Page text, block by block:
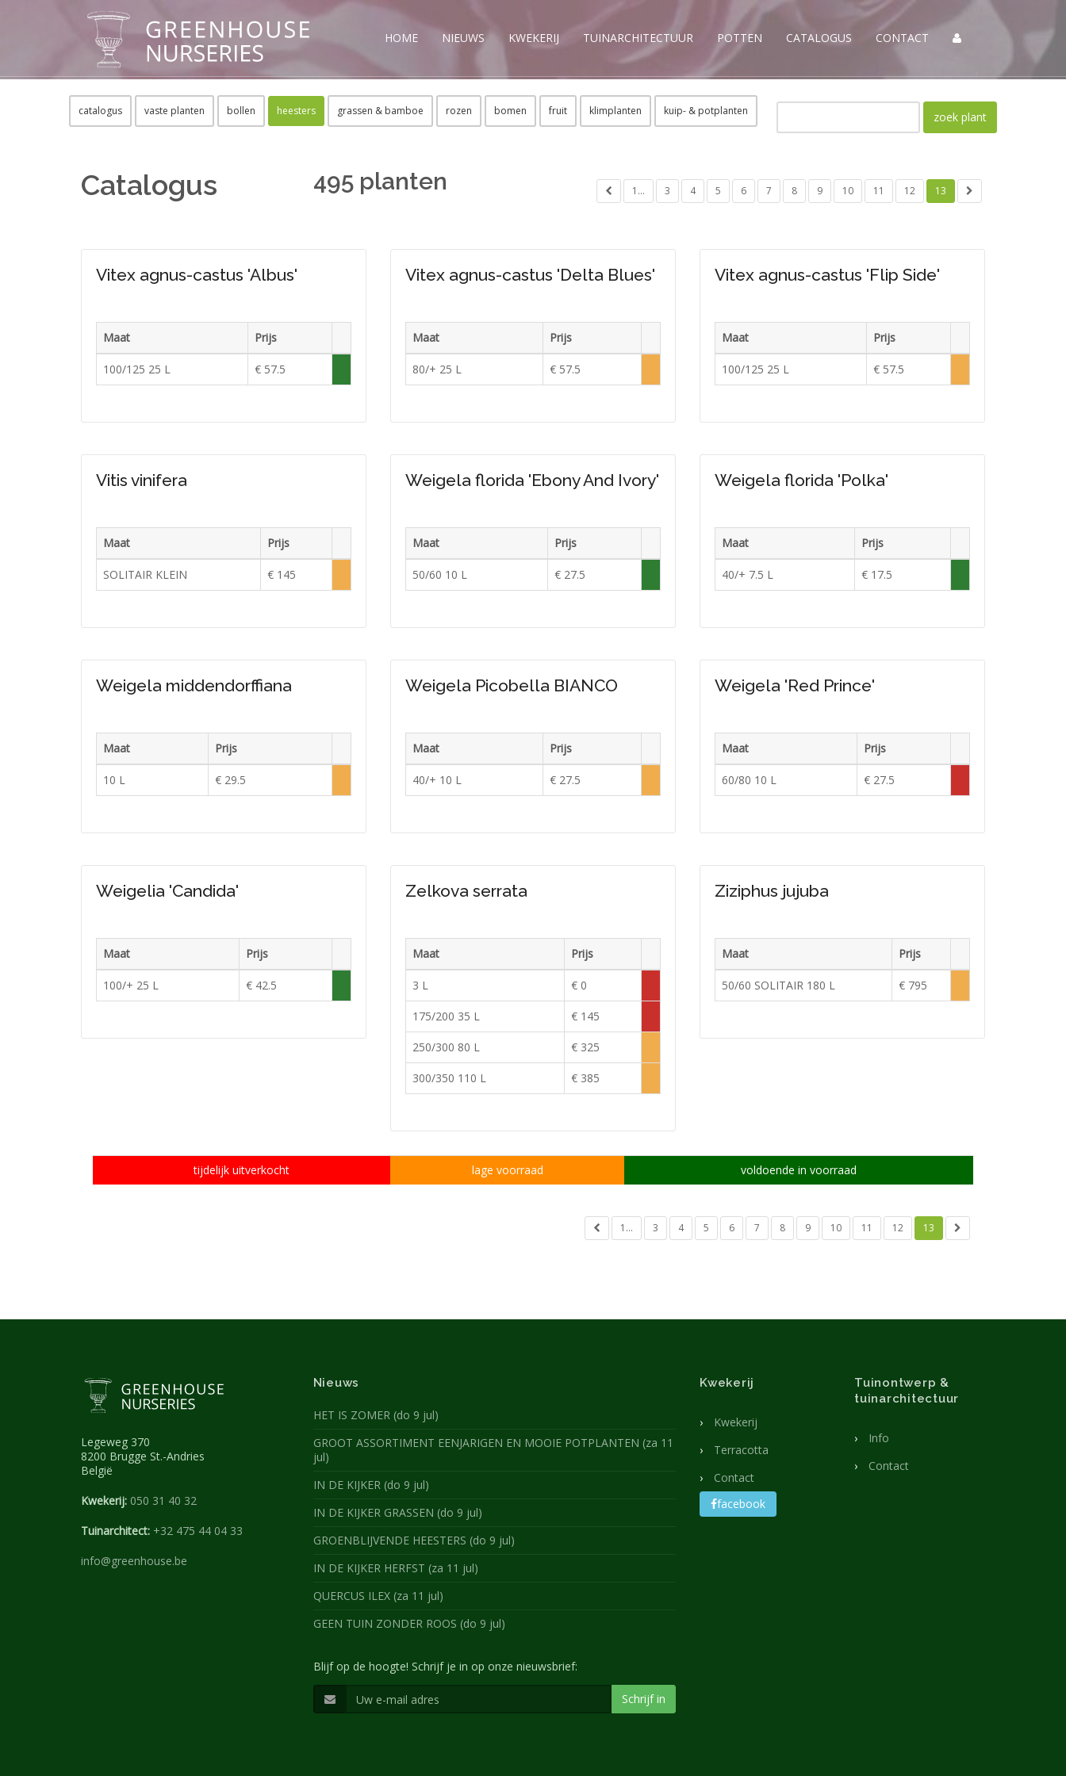
HOME NIEUWS KWEKERIJ TUINARCHITECTUUR POTTEN CATALOGUS CONTACT
catalogus vaste planten bollen heesters grassen & bamboe rozen bomen fruit klimplanten kuip- & potplanten
Catalogus 495 planten 1... 3 4 5 6 7 8 9 10 11 12 13
Vitex agnus-castus 'Albus'
Maat
Prijs
Voorraad
100/125 25 L € 57.5
Vitex agnus-castus 'Delta Blues'
Maat
Prijs
Voorraad
80/+ 25 L € 57.5
Vitex agnus-castus 'Flip Side'
Maat
Prijs
Voorraad
100/125 25 L € 57.5
Vitis vinifera
Maat
Prijs
Voorraad
SOLITAIR KLEIN € 145
Weigela florida 'Ebony And Ivory'
Maat
Prijs
Voorraad
50/60 10 L € 27.5
Weigela florida 'Polka'
Maat
Prijs
Voorraad
40/+ 7.5 L € 17.5
Weigela middendorffiana
Maat
Prijs
Voorraad
10 L € 29.5
Weigela Picobella BIANCO
Maat
Prijs
Voorraad
40/+ 10 L € 27.5
Weigela 'Red Prince'
Maat
Prijs
Voorraad
60/80 10 L € 27.5
Weigelia 'Candida'
Maat
Prijs
Voorraad
100/+ 25 L € 42.5
Zelkova serrata
Maat
Prijs
Voorraad
3 L € 0
175/200 35 L € 145
250/300 80 L € 325
300/350 110 L € 385
Ziziphus jujuba
Maat
Prijs
Voorraad
50/60 SOLITAIR 180 L € 795
tijdelijk uitverkocht lage voorraad voldoende in voorraad
1... 3 4 5 6 7 8 9 10 11 12 13
Legeweg 370
8200 Brugge St.-Andries
België
Kwekerij: 050 31 40 32
Tuinarchitect: +32 475 44 04 33
info@greenhouse.be
Nieuws
HET IS ZOMER (do 9 jul)
GROOT ASSORTIMENT EENJARIGEN EN MOOIE POTPLANTEN (za 11
jul)
IN DE KIJKER (do 9 jul)
IN DE KIJKER GRASSEN (do 9 jul)
GROENBLIJVENDE HEESTERS (do 9 jul)
IN DE KIJKER HERFST (za 11 jul)
QUERCUS ILEX (za 11 jul)
GEEN TUIN ZONDER ROOS (do 9 jul)
Blijf op de hoogte! Schrijf je in op onze nieuwsbrief:
Schrijf in
Kwekerij
Kwekerij
Terracotta
Contact
facebook
Tuinontwerp &
tuinarchitectuur
Info
Contact